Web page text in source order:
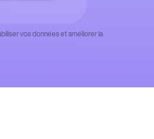
vos données et améliorer la